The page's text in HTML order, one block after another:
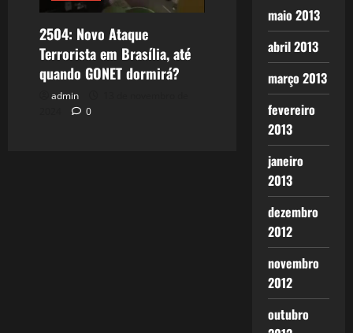
2504: Novo Ataque
Terrorista em Brasília, até
quando GONET dormirá?
admin
0
maio 2013
abril 2013
março 2013
fevereiro
2013
janeiro
2013
dezembro
2012
novembro
2012
outubro